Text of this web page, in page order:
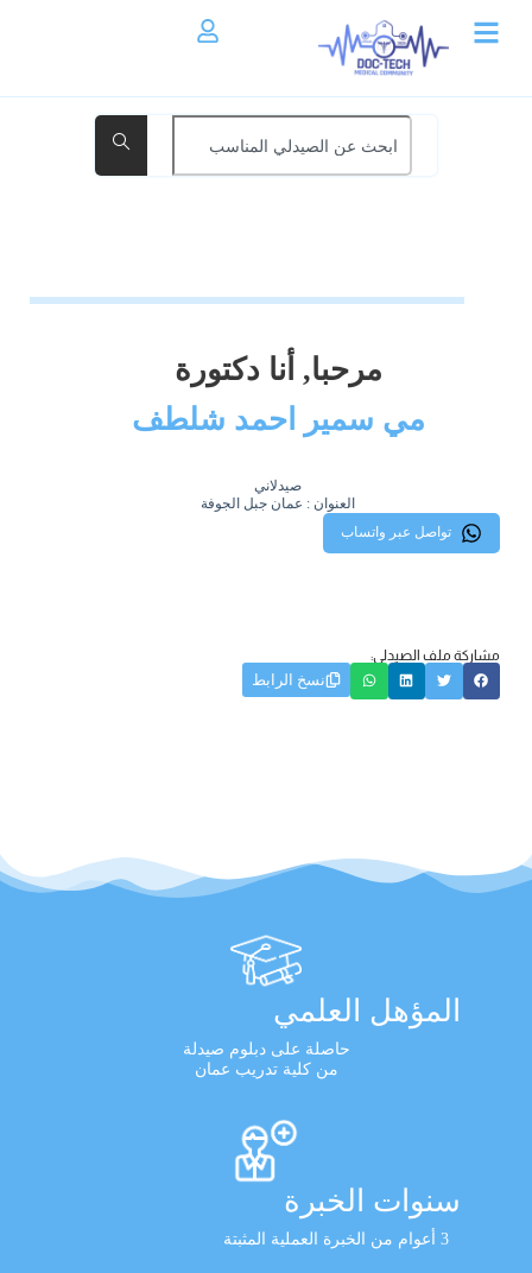
مرحبا, أنا دكتورة
مي سمير احمد شلطف
صيدلاني
العنوان : عمان جبل الجوفة
تواصل عبر واتساب
مشاركة ملف الصيدلي:
نسخ الرابط
المؤهل العلمي
حاصلة على دبلوم صيدلة
من كلية تدريب عمان
سنوات الخبرة
3 أعوام من الخبرة العملية المثبتة